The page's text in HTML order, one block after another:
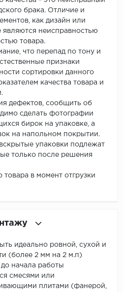
брака. Отличие и
как дизайн или
неисправностью
товара.
что перепад по тону и
признаки
сортировки данного
качества товара и
дефектов, сообщить об
сделать фотографии
бирок на упаковке, а
на напольном покрытии.
упаковки подлежат
только после решения
товара в момент отгрузки
идеально ровной, сухой и
(более 2 мм на 2 м.п)
начала работы
смесями или
плитами (фанерой,